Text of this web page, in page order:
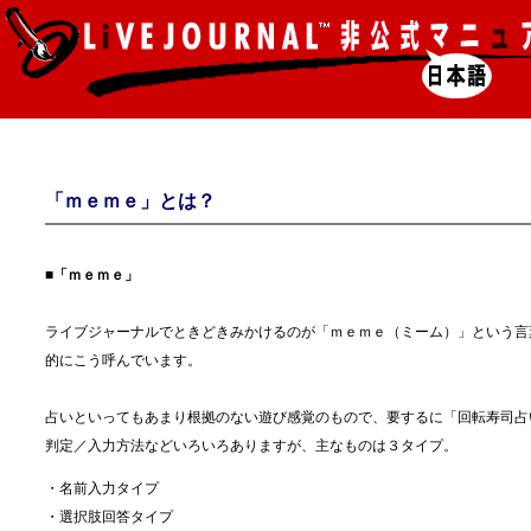
「ｍｅｍｅ」とは？
■「ｍｅｍｅ」
ライブジャーナルでときどきみかけるのが「ｍｅｍｅ（ミーム）」とい
的にこう呼んでいます。
占いといってもあまり根拠のない遊び感覚のもので、要するに「回転寿司
判定／入力方法などいろいろありますが、主なものは３タイプ。
・名前入力タイプ
・選択肢回答タイプ